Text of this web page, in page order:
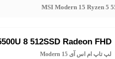
MSI Modern 15 Ryzen 5
8 512SSD Radeon FHD
لپ تاپ ام اس آی Modern 15